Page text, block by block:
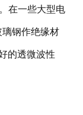
在一些大型电
钢作绝缘材
的透微波性